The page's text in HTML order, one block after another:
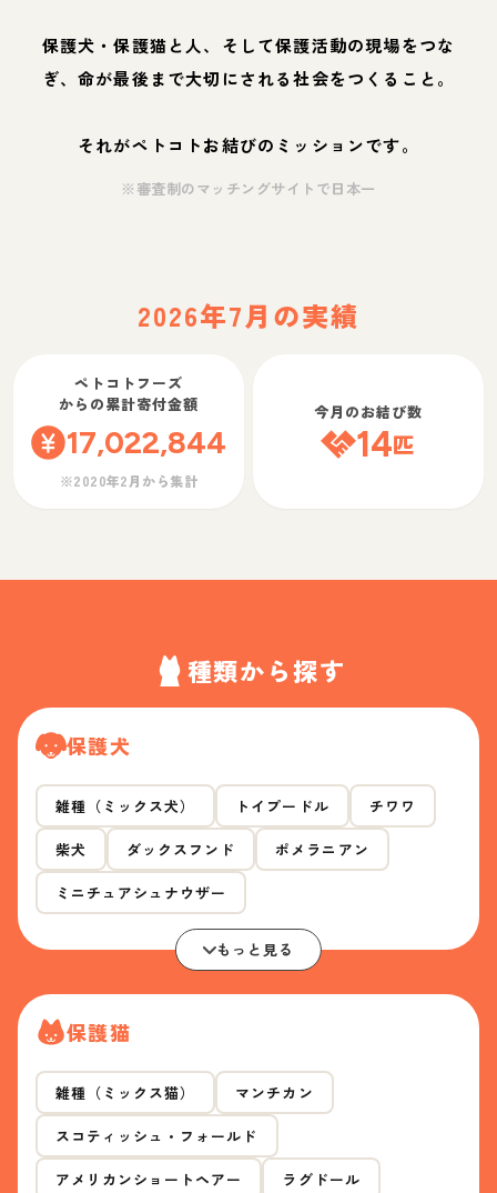
保護犬・保護猫と人、そして保護活動の現場をつな
ぎ、命が最後まで大切にされる社会をつくること。
それがペトコトお結びのミッションです。
※審査制のマッチングサイトで日本一
2026年7月の実績
ペトコトフーズ
からの累計寄付金額
17,022,844
※2020年2月から集計
今月のお結び数
14匹
種類から探す
保護犬
雑種（ミックス犬） トイプードル チワワ
柴犬 ダックスフンド ポメラニアン
ミニチュアシュナウザー
もっと見る
保護猫
雑種（ミックス猫） マンチカン
スコティッシュ・フォールド
アメリカンショートヘアー ラグドール